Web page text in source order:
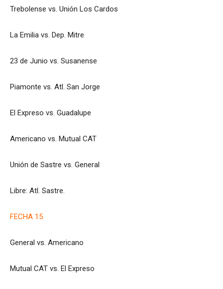
Trebolense vs. Unión Los Cardos
La Emilia vs. Dep. Mitre
23 de Junio vs. Susanense
Piamonte vs. Atl. San Jorge
El Expreso vs. Guadalupe
Americano vs. Mutual CAT
Unión de Sastre vs. General
Libre: Atl. Sastre.
FECHA 15
General vs. Americano
Mutual CAT vs. El Expreso